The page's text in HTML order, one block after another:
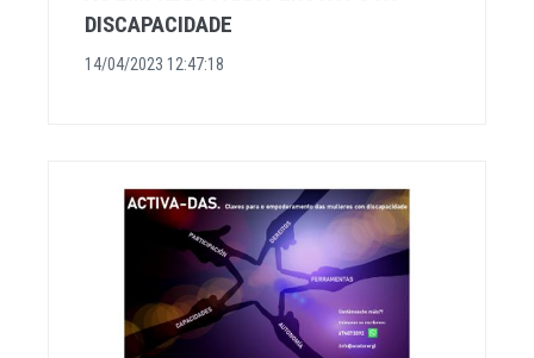
DISCAPACIDADE
14/04/2023 12:47:18